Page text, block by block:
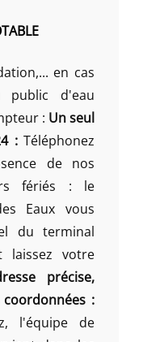
en cas
public d'eau
: Un seul
:Téléphonez
de nos
fériés : le
Eaux vous
du terminal
laissez votre
précise,
:
l'équipe de